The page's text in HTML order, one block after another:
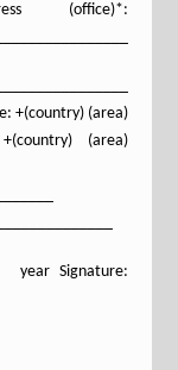
(office)*:
+(country) (area)
+(country) (area)